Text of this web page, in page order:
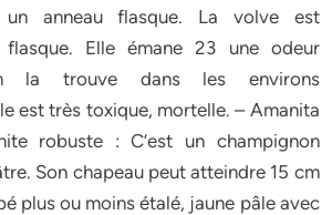
un anneau flasque. La volve est
flasque. Elle émane 23 une odeur
la trouve dans les environs
est très toxique, mortelle. – Amanita
robuste : C’est un champignon
Son chapeau peut atteindre 15 cm
plus ou moins étalé, jaune pâle avec